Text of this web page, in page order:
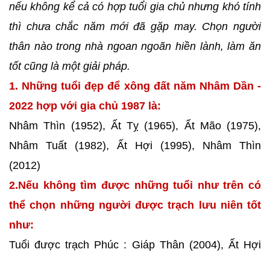
nếu không kể cả có hợp tuổi gia chủ nhưng khó tính
thì chưa chắc năm mới đã gặp may. Chọn người
thân nào trong nhà ngoan ngoãn hiền lành, làm ăn
tốt cũng là một giải pháp.
1. Những tuổi đẹp để xông đất năm Nhâm Dần -
2022 hợp với gia chủ 1987 là:
Nhâm Thìn (1952), Ất Tỵ (1965), Ất Mão (1975),
Nhâm Tuất (1982), Ất Hợi (1995), Nhâm Thìn
(2012)
2.Nếu không tìm được những tuổi như trên có
thể chọn những người được trạch lưu niên tốt
như:
Tuổi được trạch Phúc : Giáp Thân (2004), Ất Hợi